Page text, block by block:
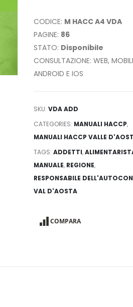
CODICE: M HACC A4 VDA
PAGINE: 86
STATO: Disponibile
CONSULTAZIONE: WEB,
ANDROID E IOS
SKU: VDA ADD
CATEGORIES: MANUALI HACCP,
MANUALI HACCP VALLE
TAGS: ADDETTI,
MANUALE, REGIONE,
RESPONSABILE
VAL D'AOSTA
COMPARA